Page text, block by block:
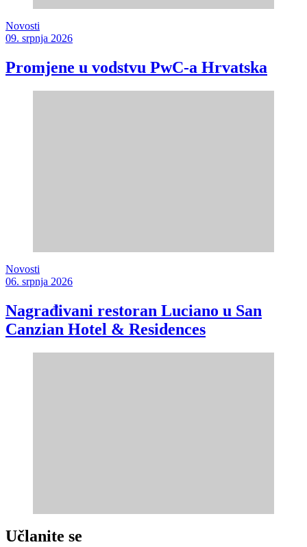
Novosti
09. srpnja 2026
Promjene u vodstvu PwC-a Hrvatska
Novosti
06. srpnja 2026
Nagrađivani restoran Luciano u San
Canzian Hotel & Residences
Učlanite se